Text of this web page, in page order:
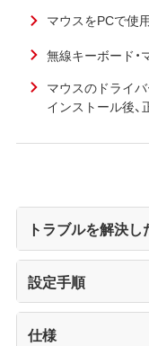
マウスをPCで使
無線キーボード
マウスのドライ
インストール後
トラブルを解決し
設定手順
仕様